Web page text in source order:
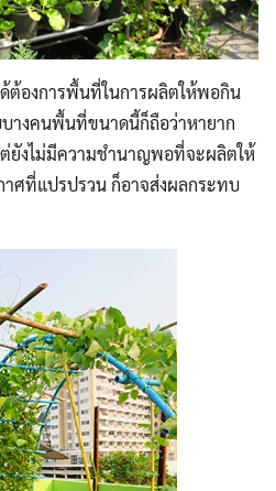
ด้ต้องการพื้นที่ในการผลิตให้พอกิน
างคนพื้นที่ขนาดนี้ก็ถือว่าหายาก
ยังไม่มีความชำนาญพอที่จะผลิตให้
ศที่แปรปรวน ก็อาจส่งผลกระทบ